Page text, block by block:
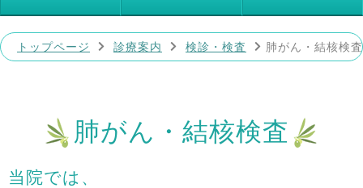
トップページ 診療案内 検診・検査 肺がん・結核検
肺がん・結核検査
当院では、